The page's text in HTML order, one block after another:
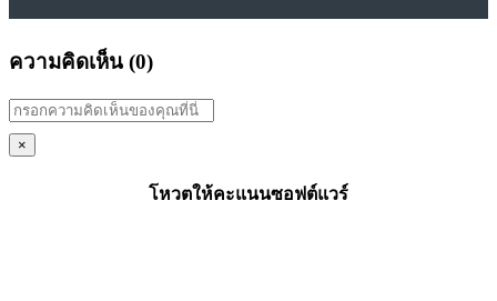
ความคิดเห็น (0)
×
โหวตให้คะแนนซอฟต์แวร์